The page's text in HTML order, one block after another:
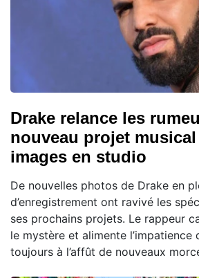
Drake relance les
nouveau projet musical
images en studio
De nouvelles photos de Drake en
d’enregistrement ont ravivé les
ses prochains projets. Le rappeur
le mystère et alimente l’impatience
toujours à l’affût de nouveaux